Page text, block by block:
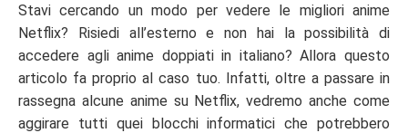
Stavi cercando un modo per vedere le migliori anime
Netflix? Risiedi all’esterno e non hai la possibilità di
accedere aglianime doppiati in italiano? Allora questo
articolo fa proprio al caso tuo. Infatti, oltre a passare in
rassegna alcune anime su Netflix, vedremo anche come
aggirare tutti quei blocchi informatici che potrebbero